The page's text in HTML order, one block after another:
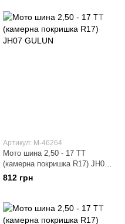
Артикул: M-46264
Мото шина 2,50 - 17 TT
(камерна покришка R17) JH07
GULUN
812 грн